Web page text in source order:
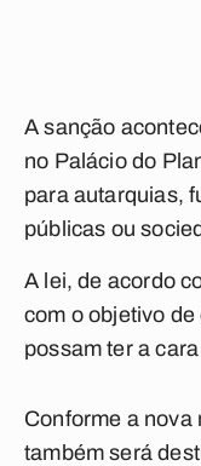
A sanção
no Palácio do
para autarquias,
públicas ou
A lei, de acordo
com o objetivo
possam ter a
Conforme a nova
também será